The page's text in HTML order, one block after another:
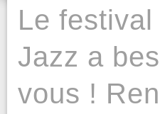
Le
Jazz a
vous !